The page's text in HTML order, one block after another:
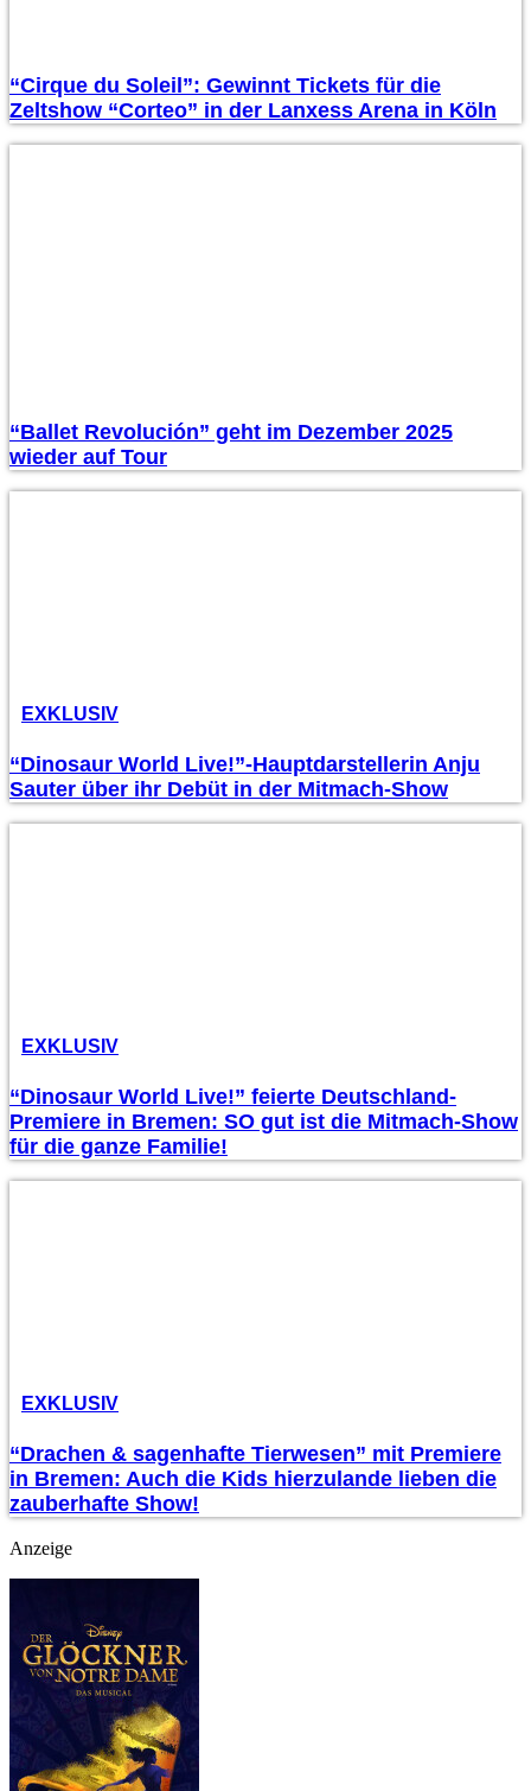
“Cirque du Soleil”: Gewinnt Tickets für die
Zeltshow “Corteo” in der Lanxess Arena in Köln
“Ballet Revolución” geht im Dezember 2025
wieder auf Tour
EXKLUSIV
“Dinosaur World Live!”-Hauptdarstellerin Anju
Sauter über ihr Debüt in der Mitmach-Show
EXKLUSIV
“Dinosaur World Live!” feierte Deutschland-
Premiere in Bremen: SO gut ist die Mitmach-Show
für die ganze Familie!
EXKLUSIV
“Drachen & sagenhafte Tierwesen” mit Premiere
in Bremen: Auch die Kids hierzulande lieben die
zauberhafte Show!
Anzeige